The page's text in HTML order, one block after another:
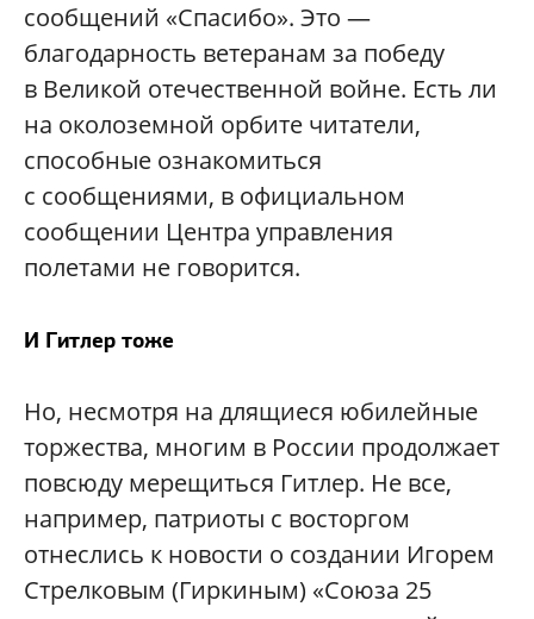
сообщений «Спасибо». Это —
благодарность ветеранам за победу
в Великой отечественной войне. Есть ли
на околоземной орбите читатели,
способные ознакомиться
с сообщениями, в официальном
сообщении Центра управления
полетами не говорится.
И Гитлер тоже
Но, несмотря на длящиеся юбилейные
торжества, многим в России продолжает
повсюду мерещиться Гитлер. Не все,
например, патриоты с восторгом
отнеслись к новости о создании Игорем
Стрелковым (Гиркиным) «Союза 25